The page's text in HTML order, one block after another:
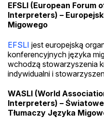
EFSLI (European Forum
Interpreters) –
Migowego
EFSLI jest europejską
konferencyjnych języka
wchodzą stowarzyszenia
indywidualni i
WASLI (World
Interpreters) –
Tłumaczy Języka